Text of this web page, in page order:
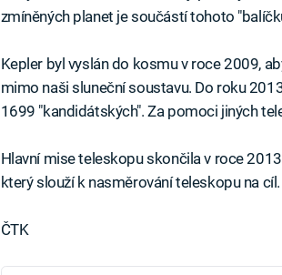
zmíněných planet je součástí tohoto
Kepler byl vyslán do kosmu v roce 2009,
mimo naši sluneční soustavu. Do roku
1699 "kandidátských". Za pomoci jiných
Hlavní mise teleskopu skončila v roce
který slouží k nasměrování teleskopu na cíl.
ČTK